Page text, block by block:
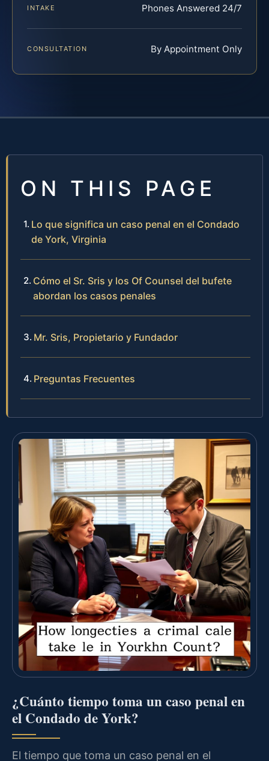
INTAKE Phones Answered 24/7
CONSULTATION By Appointment Only
ON THIS PAGE
Lo que significa un caso penal en el Condado
de York, Virginia
Cómo el Sr. Sris y los Of Counsel del bufete
abordan los casos penales
Mr. Sris, Propietario y Fundador
Preguntas Frecuentes
¿Cuánto tiempo toma un caso penal en
el Condado de York?
El tiempo que toma un caso penal en el